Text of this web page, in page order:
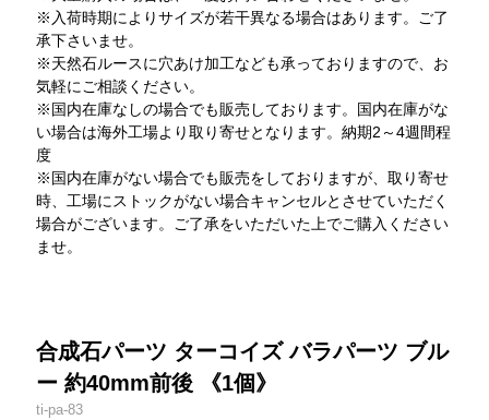
※入荷時期によりサイズが若干異なる場合はあります。ご了
承下さいませ。
※天然石ルースに穴あけ加工なども承っておりますので、お
気軽にご相談ください。
※国内在庫なしの場合でも販売しております。国内在庫がな
い場合は海外工場より取り寄せとなります。納期2～4週間程
度
※国内在庫がない場合でも販売をしておりますが、取り寄せ
時、工場にストックがない場合キャンセルとさせていただく
場合がございます。ご了承をいただいた上でご購入ください
ませ。
合成石パーツ ターコイズ バラパーツ ブル
ー 約40mm前後 《1個》
ti-pa-83